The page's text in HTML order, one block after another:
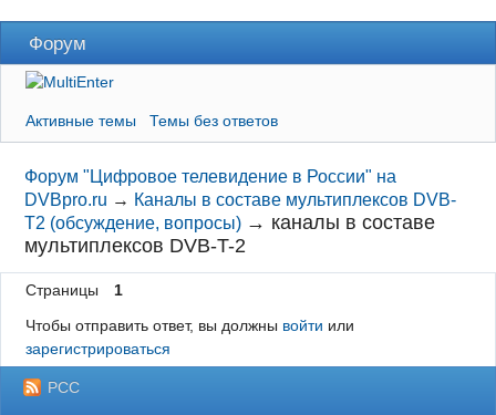
Форум
Активные темы Темы без ответов
Форум "Цифровое телевидение в России" на
DVBpro.ru → Каналы в составе мультиплексов DVB-
T2 (обсуждение, вопросы) → каналы в составе
мультиплексов DVB-T-2
Страницы
1
Чтобы отправить ответ, вы должны войти или
зарегистрироваться
РСС